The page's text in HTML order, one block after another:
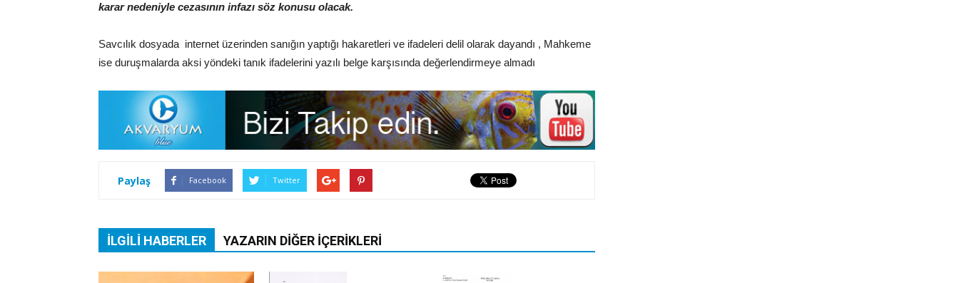
karar nedeniyle cezasının infazı söz konusu olacak.
Savcılık dosyada internet üzerinden sanığın yaptığı hakaretleri ve ifadeleri delil olarak dayandı , Mahkeme
ise duruşmalarda aksi yöndeki tanık ifadelerini yazılı belge karşısında değerlendirmeye almadı
Paylaş Facebook Twitter
İLGILI HABERLER YAZARIN DIĞER İÇERIKLERI